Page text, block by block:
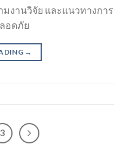
งานวิจัย และแนวทางการ
อดภัย
→
3